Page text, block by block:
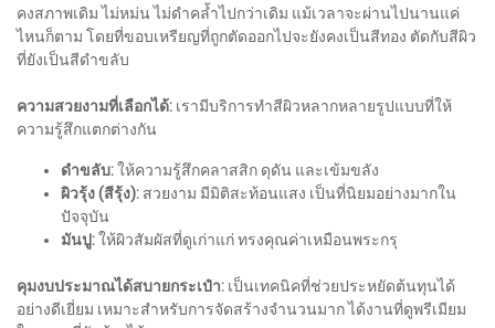
คงสภาพเดิม ไม่หม่น ไม่ดำคล้ำไปกว่าเดิม แม้เวลาจะผ่านไปนานแค่
ไหนก็ตาม โดยที่ขอบเหรียญที่ถูกตัดออกไปจะยังคงเป็นสีทอง ตัดกับสีผิว
ที่ยังเป็นสีดำขลับ
ความสวยงามที่เลือกได้: เรามีบริการทำสีผิวหลากหลายรูปแบบที่ให้
ความรู้สึกแตกต่างกัน
ดำขลับ:ให้ความรู้สึกคลาสสิก ดุดัน และเข้มขลัง
ผิวรุ้ง (สีรุ้ง): สวยงาม มีมิติสะท้อนแสง เป็นที่นิยมอย่างมากใน
ปัจจุบัน
มันปู:ให้ผิวสัมผัสที่ดูเก่าแก่ ทรงคุณค่าเหมือนพระกรุ
คุมงบประมาณได้สบายกระเป๋า: เป็นเทคนิคที่ช่วยประหยัดต้นทุนได้
อย่างดีเยี่ยม เหมาะสำหรับการจัดสร้างจำนวนมาก ได้งานที่ดูพรีเมียม